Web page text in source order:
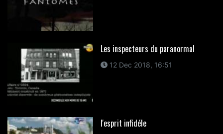
Les inspecteurs du paranormal
12 Dec 2018, 16:51
l'esprit infidéle